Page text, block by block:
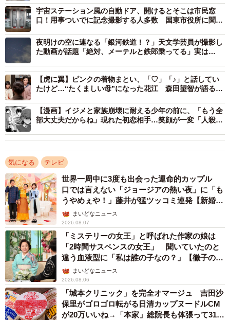
と痛感しました。地球から遠く離れた宇宙って、生と死の
境みたいな場所ですから。ひかりは、多くの人が「普通こ
れぐらいじゃない？」と無意識のうちに決めてしまってい
るラインを、全部突破できる人だと思います。
好きなものをまっすぐに「好き」と言えるのが、ひかりの
強さですよね。人が何かを好きになったり、夢中になった
りするときって、多少なりとも「これなら自分に合ってい
るかも」という考えが頭をよぎると思います。でもひかり
には、宇宙しかない。宇宙が好きすぎて、実現の可能性が
いないんです。それくらい、ひかりのなかで宇宙という存
在が突出しているんですよね。「宇宙への夢がなければ生
きていないのと一緒」というか。
宇宙ステーション風の自動ドア、開けるとそこは市民窓
口！用事ついでに記念撮影する人多数 国東市役所に聞い
夜明けの空に連なる「銀河鉄道！？」天文学芸員が撮影し
た動画が話題「絶対、メーテルと鉄郎乗ってる」実は…
【虎に翼】ピンクの着物まとい、「♡」「♪」と話してい
たけど…“たくましい母”になった花江 森田望智が語る役
【漫画】イジメと家族崩壊に耐える少年の前に、「もう全
部大丈夫だからね」現れた初恋相手…笑顔が一変「人殺し
気になる テレビ
世界一周中に3度も出会った運命的カップル
口では言えない「ジョージアの熱い夜」に「も
うやめぇや！」藤井が猛ツッコミ連発【新婚さ
ん】まいどなニュース
2026.08.07
「ミステリーの女王」と呼ばれた作家の娘は
「2時間サスペンスの女王」 聞いていたのと
違う血液型に「私は誰の子なの？」【徹子の部
屋】まいどなニュース
2026.08.06
「城本クリニック」を完全オマージュ 吉田沙
保里がゴロゴロ転がる日清カップヌードルCM
が20万いいね→「本家」総院長も体張って31万